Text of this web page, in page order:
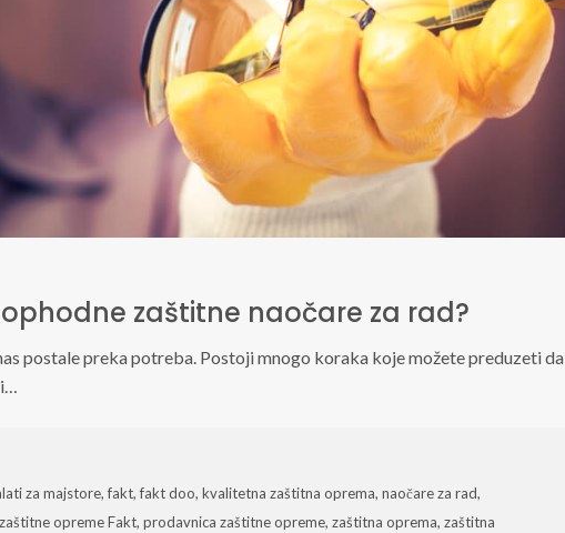
zaštitne naočare za rad?
postale preka potreba. Postoji mnogo koraka koje možete preduzeti da
za majstore,fakt,fakt doo,kvalitetna zaštitna oprema,naočare za rad,
opreme Fakt,prodavnica zaštitne opreme,zaštitna oprema,zaštitna